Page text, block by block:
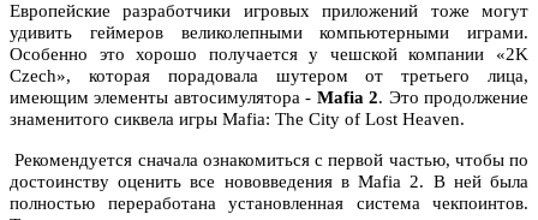
Европейские разработчики игровых приложений тоже могут
удивить геймеров великолепными компьютерными играми.
Особенно это хорошо получается у чешской компании «2K
Czech», которая порадовала шутером от третьего лица,
имеющим элементы автосимулятора - Mafia 2. Это продолжение
знаменитого сиквела игры Mafia: The City of Lost Heaven.
Рекомендуется сначала ознакомиться с первой частью, чтобы по
достоинству оценить все нововведения в Mafia 2. В ней была
полностью переработана установленная система чекпоинтов.